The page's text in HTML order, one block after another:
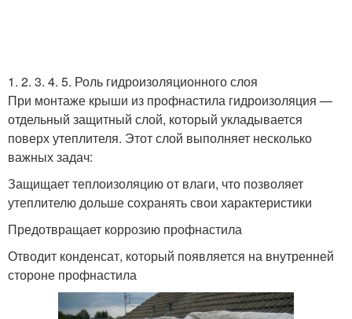
1. 2. 3. 4. 5. Роль гидроизоляционного слоя
При монтаже крыши из профнастила гидроизоляция —
отдельный защитный слой, который укладывается
поверх утеплителя. Этот слой выполняет несколько
важных задач:
Защищает теплоизоляцию от влаги, что позволяет
утеплителю дольше сохранять свои характеристики
Предотвращает коррозию профнастила
Отводит конденсат, который появляется на внутренней
стороне профнастила